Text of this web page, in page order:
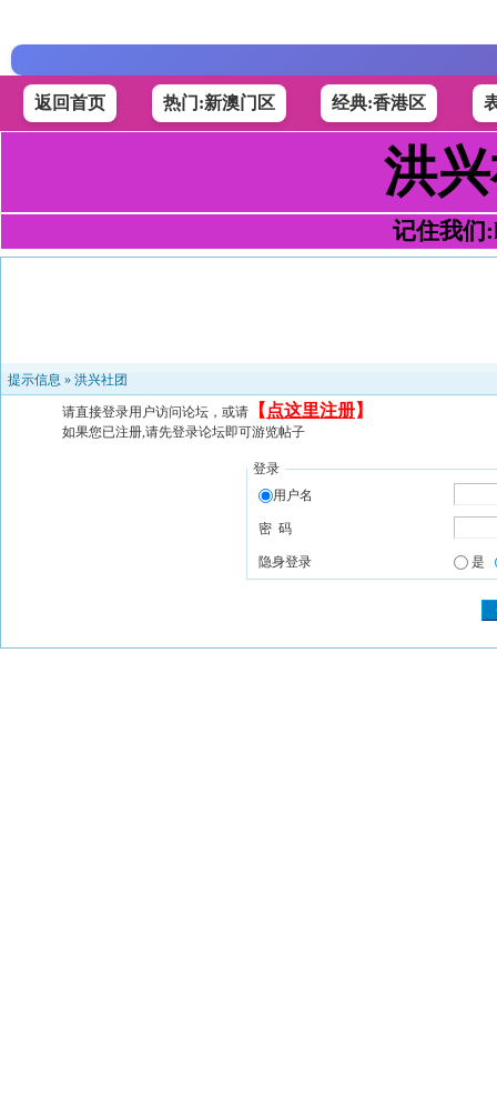
返回首页 热门:新澳门区 经典:香港区
洪
记住我们
提示信息 » 洪兴社团
请直接登录用户访问论坛，或请 【 点这里注册】
如果您已注册,请先登录论坛即可游览帖子
登录
用户名
密 码
隐身登录 是